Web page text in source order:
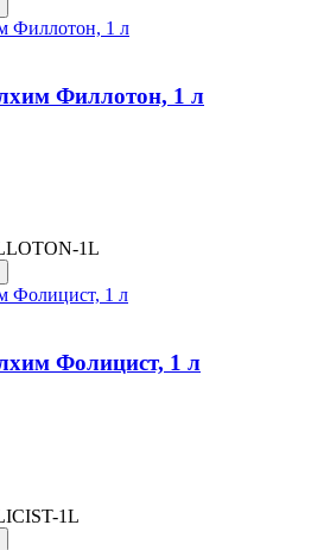
Филлотон, 1 л
1L
Фолицист, 1 л
1L